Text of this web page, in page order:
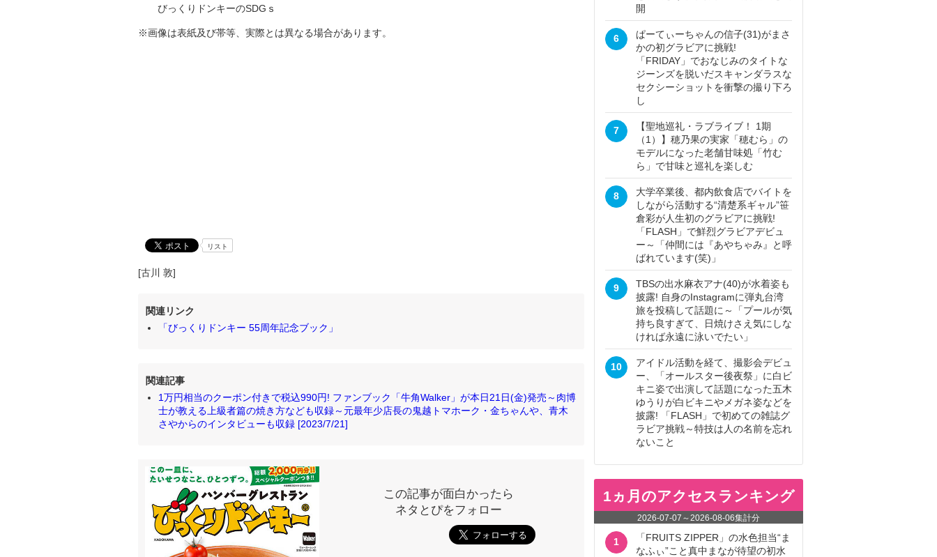
びっくりドンキーのSDGｓ
※画像は表紙及び帯等、実際とは異なる場合があります。
リスト
[古川 敦]
関連リンク
「びっくりドンキー 55周年記念ブック」
関連記事
1万円相当のクーポン付きで税込990円! ファンブック「牛角Walker」が本日21日(金)発売～肉博
士が教える上級者篇の焼き方なども収録～元最年少店長の鬼越トマホーク・金ちゃんや、青木
さやからのインタビューも収録 [2023/7/21]
この記事が面白かったら
ネタとぴをフォロー
開
6
ぱーてぃーちゃんの信子(31)がまさ
かの初グラビアに挑戦!
「FRIDAY」でおなじみのタイトな
ジーンズを脱いだスキャンダラスな
セクシーショットを衝撃の撮り下ろ
し
7
【聖地巡礼・ラブライブ！ 1期
（1）】穂乃果の実家「穂むら」の
モデルになった老舗甘味処「竹む
ら」で甘味と巡礼を楽しむ
8
大学卒業後、都内飲食店でバイトを
しながら活動する“清楚系ギャル”笹
倉彩が人生初のグラビアに挑戦!
「FLASH」で鮮烈グラビアデビュ
ー～「仲間には『あやちゃみ』と呼
ばれています(笑)」
9
TBSの出水麻衣アナ(40)が水着姿も
披露! 自身のInstagramに弾丸台湾
旅を投稿して話題に～「プールが気
持ち良すぎて、日焼けさえ気にしな
ければ永遠に泳いでたい」
10
アイドル活動を経て、撮影会デビュ
ー、「オールスター後夜祭」に白ビ
キニ姿で出演して話題になった五木
ゆうりが白ビキニやメガネ姿などを
披露! 「FLASH」で初めての雑誌グ
ラビア挑戦～特技は人の名前を忘れ
ないこと
1ヵ月のアクセスランキング
2026-07-07 ～2026-08-06集計分
1
「FRUITS ZIPPER」の水色担当“ま
なふぃ”こと真中まなが待望の初水